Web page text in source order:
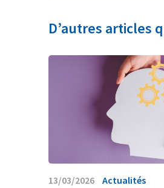
D’autres articles
13/03/2026 Actualités